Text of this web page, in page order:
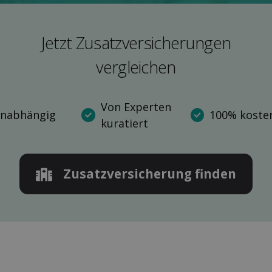
Jetzt Zusatz­versicherungen
ver­gleichen
Von Experten
kuratiert
100%
Zusatz­versicherung finden